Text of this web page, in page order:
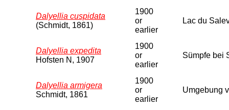
Dalyellia cuspidata
(Schmidt, 1861)
1900
or
earlier
Lac du
Dalyellia expedita
Hofsten N, 1907
1900
or
earlier
Sümpfe bei
Dalyellia armigera
Schmidt, 1861
1900
or
earlier
Umgebung